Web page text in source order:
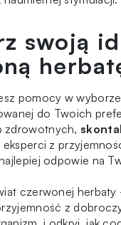
swoją
pomocy w
do Twoich
zdrowotnych,
eksperci z
odpowie na
czerwonej
z